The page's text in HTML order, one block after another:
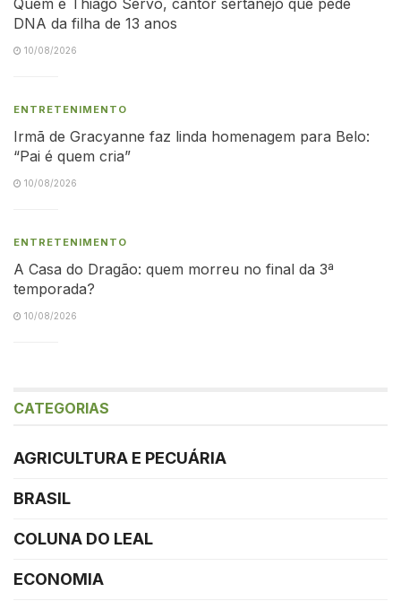
DNA da filha de 13 anos
10/08/2026
ENTRETENIMENTO
Irmã de Gracyanne faz linda homenagem para Belo:
“Pai é quem cria”
10/08/2026
ENTRETENIMENTO
A Casa do Dragão: quem morreu no final da 3ª
temporada?
10/08/2026
CATEGORIAS
AGRICULTURA E PECUÁRIA
BRASIL
COLUNA DO LEAL
ECONOMIA